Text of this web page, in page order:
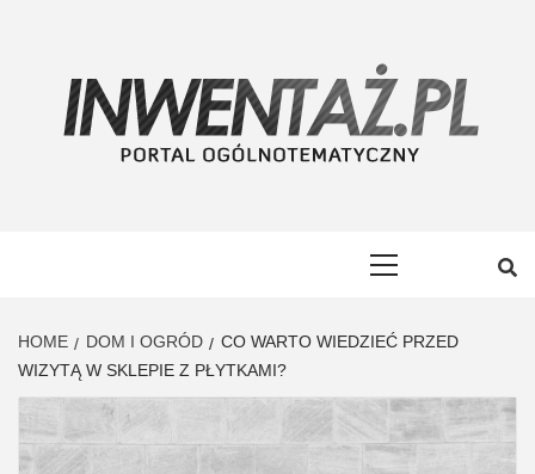
HOME DOM I OGRÓD
CO WARTO WIEDZIEĆ PRZED
WIZYTĄ W SKLEPIE Z PŁYTKAMI?